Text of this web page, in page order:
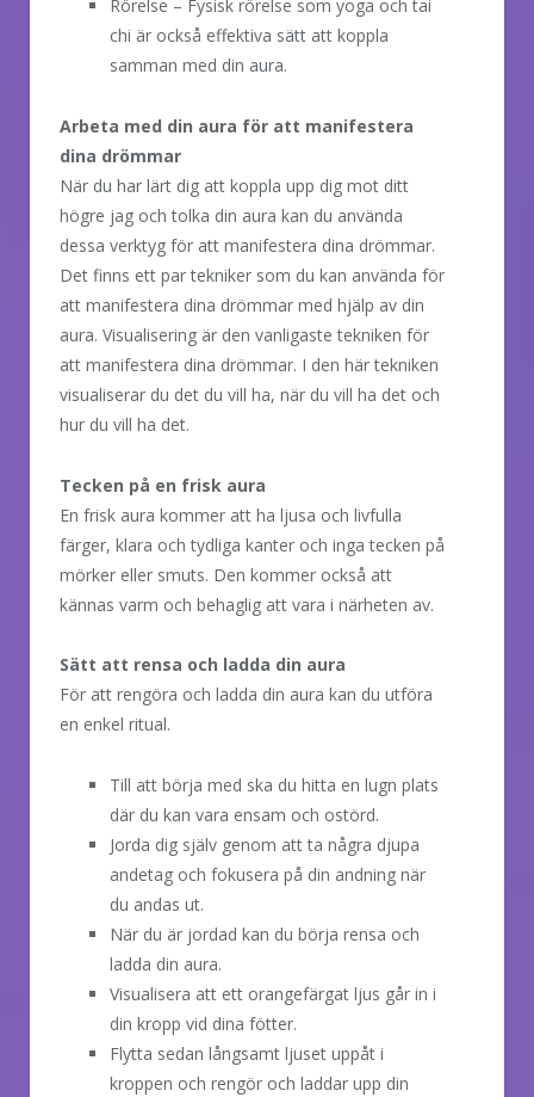
Rörelse – Fysisk rörelse som yoga och tai
chi är också effektiva sätt att koppla
samman med din aura.
Arbeta med din aura för att manifestera
dina drömmar
När du har lärt dig att koppla upp dig mot ditt
högre jag och tolka din aura kan du använda
dessa verktyg för att manifestera dina drömmar.
Det finns ett par tekniker som du kan använda för
att manifestera dina drömmar med hjälp av din
aura. Visualisering är den vanligaste tekniken för
att manifestera dina drömmar. I den här tekniken
visualiserar du det du vill ha, när du vill ha det och
hur du vill ha det.
Tecken på en frisk aura
En frisk aura kommer att ha ljusa och livfulla
färger, klara och tydliga kanter och inga tecken på
mörker eller smuts. Den kommer också att
kännas varm och behaglig att vara i närheten av.
Sätt att rensa och ladda din aura
För att rengöra och ladda din aura kan du utföra
en enkel ritual.
Till att börja med ska du hitta en lugn plats
där du kan vara ensam och ostörd.
Jorda dig själv genom att ta några djupa
andetag och fokusera på din andning när
du andas ut.
När du är jordad kan du börja rensa och
ladda din aura.
Visualisera att ett orangefärgat ljus går in i
din kropp vid dina fötter.
Flytta sedan långsamt ljuset uppåt i
kroppen och rengör och laddar upp din